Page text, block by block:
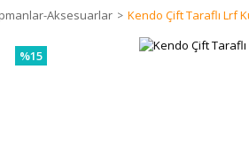
Aksesuarlar Kendo Çift Taraflı Lrf
%15